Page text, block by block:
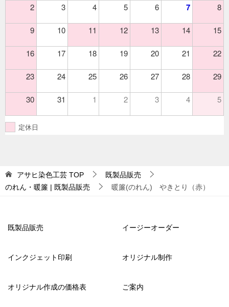
2 3 4 5 6 7 8
9 10 11 12 13 14 15
16 17 18 19 20 21 22
23 24 25 26 27 28 29
30 31 1 2 3 4 5
定休日
アサヒ染色工芸 TOP
既製品販売
のれん・暖簾 | 既製品販売
暖簾(のれん) やきとり（赤）
既製品販売 イージーオーダー
インクジェット印刷 オリジナル制作
オリジナル作成の価格表 ご案内